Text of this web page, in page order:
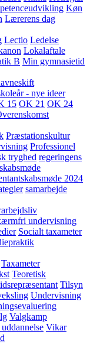
Køn
Lærerens dag
Lectio Ledelse
Lokalaftale
B Min gymnasietid
- nye ideer
15 OK 21 OK 24
Præstationskultur
Professionel
tryghed regeringens
2024
samarbejde
undervisning
Socialt taxameter
Taxameter
Teoretisk
Tilsyn
Undervisning
Valgkamp
Vikar